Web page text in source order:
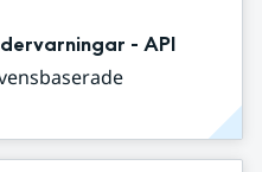
- API